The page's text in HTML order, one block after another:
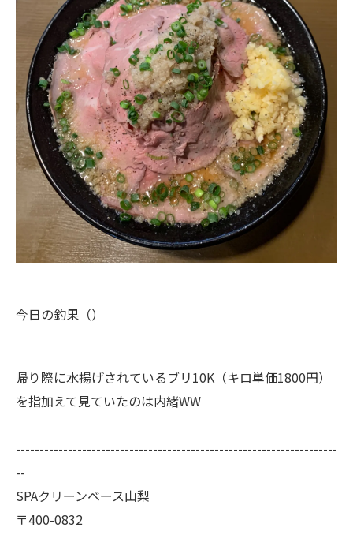
今日の釣果（）
帰り際に水揚げされているブリ10K（キロ単価1800円）
を指加えて見ていたのは内緒WW
--------------------------------------------------------------------
--
SPAクリーンベース山梨
〒400-0832